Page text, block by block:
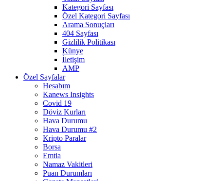
Kategori Sayfası
Özel Kategori Sayfası
Arama Sonuçları
404 Sayfası
Gizlilik Politikası
Künye
İletişim
AMP
Özel Sayfalar
Hesabım
Kanews Insights
Covid 19
Döviz Kurları
Hava Durumu
Hava Durumu #2
Kripto Paralar
Borsa
Emtia
Namaz Vakitleri
Puan Durumları